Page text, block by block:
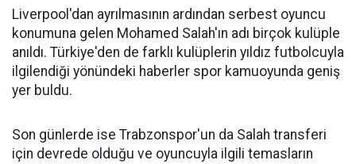
Liverpool'dan ayrılmasının ardından serbest oyuncu
konumuna gelen Mohamed Salah'ın adı birçok kulüple
anıldı. Türkiye'den de farklı kulüplerin yıldız futbolcuyla
ilgilendiği yönündeki haberler spor kamuoyunda geniş
yer buldu.
Son günlerde ise Trabzonspor'un da Salah transferi
için devrede olduğu ve oyuncuyla ilgili temasların